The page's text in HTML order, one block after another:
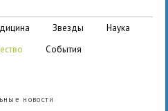
звезды
наука
события
новости